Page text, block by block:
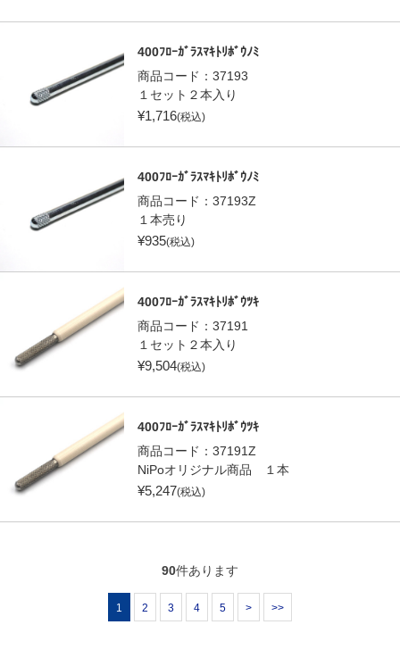
400ﾌﾛｰｶﾞﾗｽﾏｷﾄﾘﾎﾞｳﾉﾐ
商品コード： 37193
１セット２本入り
¥1,716(税込)
400ﾌﾛｰｶﾞﾗｽﾏｷﾄﾘﾎﾞｳﾉﾐ
商品コード： 37193Z
１本売り
¥935(税込)
400ﾌﾛｰｶﾞﾗｽﾏｷﾄﾘﾎﾞｳﾂｷ
商品コード： 37191
１セット２本入り
¥9,504(税込)
400ﾌﾛｰｶﾞﾗｽﾏｷﾄﾘﾎﾞｳﾂｷ
商品コード： 37191Z
NiPoオリジナル商品 １本
¥5,247(税込)
90件あります
1 2 3 4 5 > >>